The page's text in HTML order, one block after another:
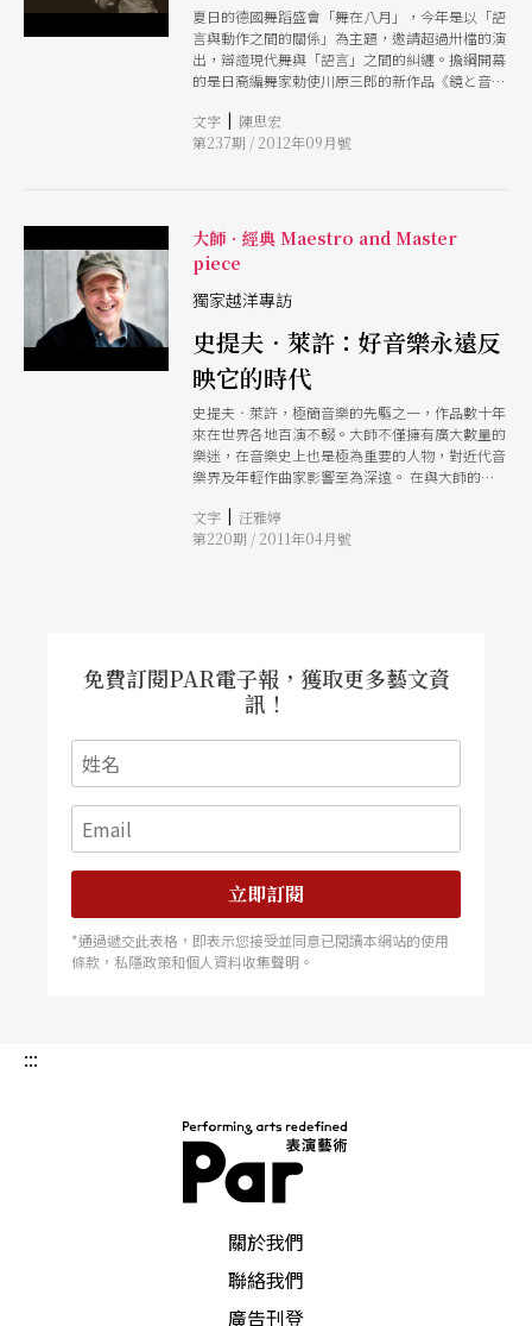
夏日的德國舞蹈盛會「舞在八月」，今年是以「語
言與動作之間的關係」為主題，邀請超過卅檔的演
出，辯證現代舞與「語言」之間的糾纏。擔綱開幕
的是日裔編舞家勅使川原三郎的新作品《鏡と音
文字 | 陳思宏
第237期 / 2012年09月號
大師．經典 Maestro and Master
piece
獨家越洋專訪
史提夫．萊許：好音樂永遠反
映它的時代
史提夫．萊許，極簡音樂的先驅之一，作品數十年
來在世界各地百演不輟。大師不僅擁有廣大數量的
樂迷，在音樂史上也是極為重要的人物，對近代音
樂界及年輕作曲家影響至為深遠。 在與大師的訪
音，以及自信爽朗的談吐。大師說話的風格，一如
他的音樂：速度之快，抑揚頓挫卻總放在恰如其分
文字 | 汪雅婷
第220期 / 2011年04月號
免費訂閱PAR電子報，獲取更多藝文資
訊！
立即訂閱
*通過遞交此表格，即表示您接受並同意已閱讀本網站的使用
條款，私隱政策和個人資料收集聲明。
:::
關於我們
聯絡我們
廣告刊登